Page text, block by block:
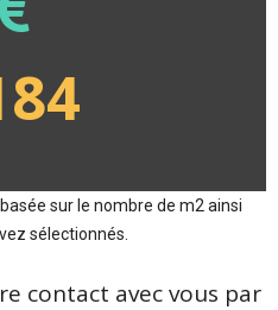
sur le nombre de m2 ainsi
sélectionnés.
contact avec vous par